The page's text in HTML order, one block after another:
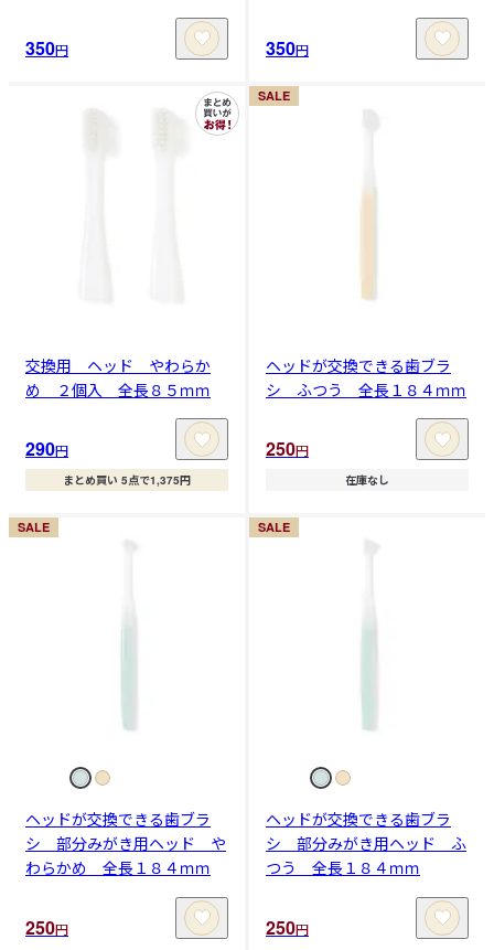
350円 350円
交換用 ヘッド やわらか
め ２個入 全長８５ｍｍ
290円
まとめ買い 5点で1,375円
SALE
ヘッドが交換できる歯ブラ
シ ふつう 全長１８４ｍｍ
250円
在庫なし
SALE
ヘッドが交換できる歯ブラ
シ 部分みがき用ヘッド や
わらかめ 全長１８４ｍｍ
250円
SALE
ヘッドが交換できる歯ブラ
シ 部分みがき用ヘッド ふ
つう 全長１８４ｍｍ
250円